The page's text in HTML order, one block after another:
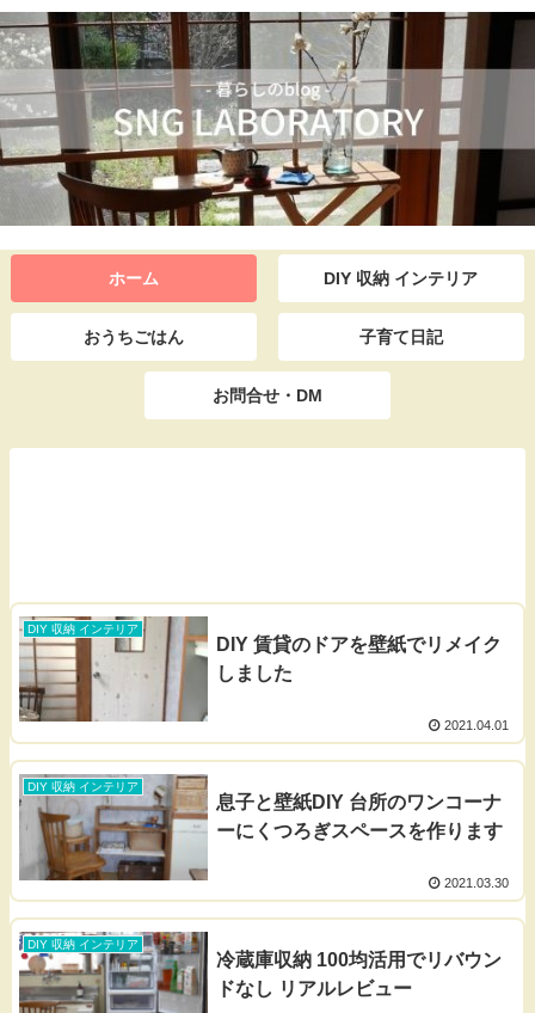
ホーム DIY 収納 インテリア
おうちごはん 子育て日記
お問合せ・DM
DIY 収納 インテリア
DIY 賃貸のドアを壁紙でリメイク
しました
2021.04.01
DIY 収納 インテリア
息子と壁紙DIY 台所のワンコーナ
ーにくつろぎスペースを作ります
2021.03.30
DIY 収納 インテリア
冷蔵庫収納 100均活用でリバウン
ドなし リアルレビュー